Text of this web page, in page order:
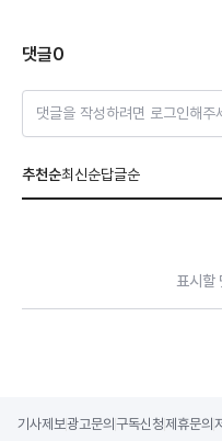
댓글0
댓글을 작성하려면 로그인해주
추천순최신순답글순
표시할
기사제보광고문의 구독신청제휴문의